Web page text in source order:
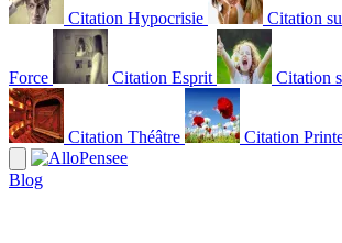
Citation Hypocrisie Citation
Force Citation Esprit Citation
Citation Théâtre Citation
Blog